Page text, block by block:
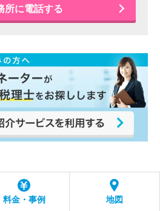
所に電話する
料金・事例 地図